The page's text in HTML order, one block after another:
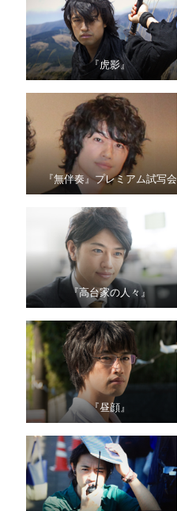
『虎影』
『無伴奏』プレミアム試写会
『高台家の人々』
『昼顔』